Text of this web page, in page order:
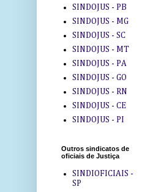
SINDOJUS - PB
SINDOJUS - MG
SINDOJUS - SC
SINDOJUS - MT
SINDOJUS - PA
SINDOJUS - GO
SINDOJUS - RN
SINDOJUS - CE
SINDOJUS - PI
Outros sindicatos de
oficiais de Justiça
SINDIOFICIAIS -
SP